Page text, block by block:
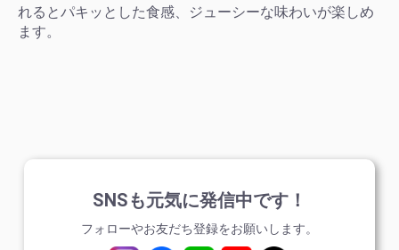
れるとパキッとした食感、ジューシーな味わいが楽しめ
ます。
SNSも元気に発信中です！
フォローやお友だち登録をお願いします。